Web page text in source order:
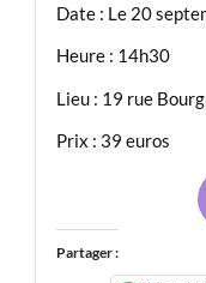
Date : Le 20
Heure : 14h30
Lieu : 19 rue
Prix : 39 euros
Partager :